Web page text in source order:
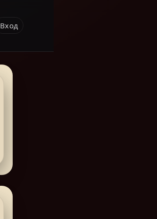
Вход